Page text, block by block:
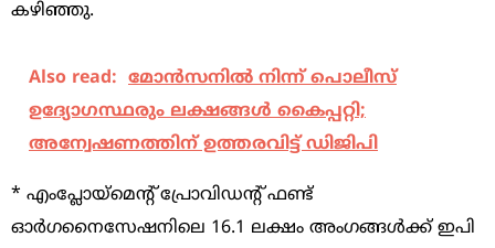
കഴിഞ്ഞു.
Also read: മോന്‍സനില്‍ നിന്ന് പൊലീസ്
ഉദ്യോഗസ്ഥരും ലക്ഷങ്ങള്‍ കൈപ്പറ്റി;
അന്വേഷണത്തിന് ഉത്തരവിട്ട് ഡിജിപി
* എംപ്ലോയ്മെൻ്റ് പ്രോവിഡന്റ് ഫണ്ട്
ഓർഗനൈസേഷനിലെ 16.1 ലക്ഷം അംഗങ്ങൾക്ക് ഇപി